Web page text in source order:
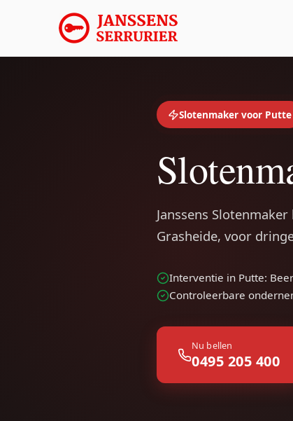
Slotenmaker voor Putte
Janssens
Grasheide, voor
Interventie in Putte:
Controleerbare
Nu bellen
0495 205 400